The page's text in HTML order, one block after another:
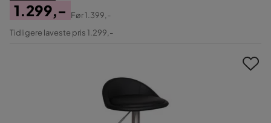
Pris
1.299,-
Original
Før1.399,-
Tidligere laveste pris 1.299,-